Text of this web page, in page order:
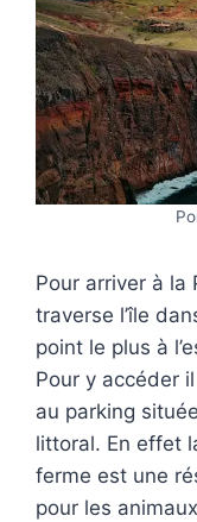
Pour arriver à la
traverse l’île
point le plus à
Pour y accéder
au parking
littoral. En effet
ferme est une
pour les